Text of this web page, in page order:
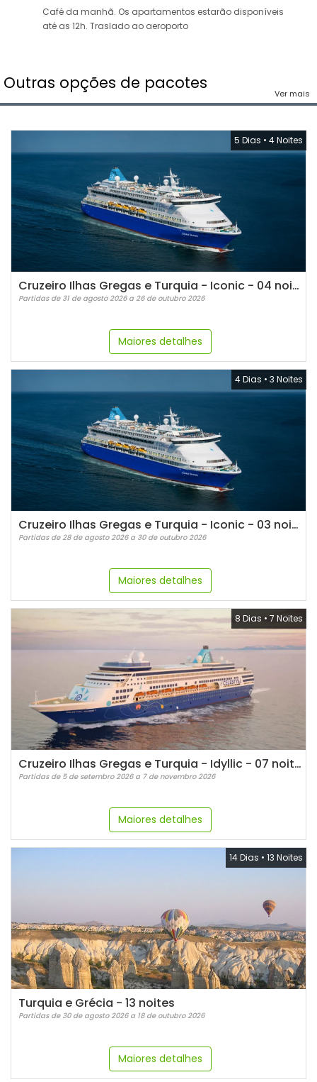
Café da manhã. Os apartamentos estarão disponíveis
até as 12h. Traslado ao aeroporto
Outras opções de pacotes
Ver mais
5 Dias • 4 Noites
Cruzeiro Ilhas Gregas e Turquia - Iconic - 04 noites
Partidas de 31 de agosto 2026 a 26 de outubro 2026
Maiores detalhes
4 Dias • 3 Noites
Cruzeiro Ilhas Gregas e Turquia - Iconic - 03 noites
Partidas de 28 de agosto 2026 a 30 de outubro 2026
Maiores detalhes
8 Dias • 7 Noites
Cruzeiro Ilhas Gregas e Turquia - Idyllic - 07 noites
Partidas de 5 de setembro 2026 a 7 de novembro 2026
Maiores detalhes
14 Dias • 13 Noites
Turquia e Grécia - 13 noites
Partidas de 30 de agosto 2026 a 18 de outubro 2026
Maiores detalhes